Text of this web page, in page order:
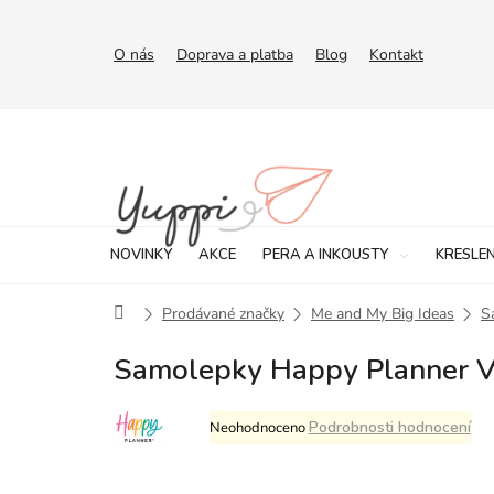
O nás Doprava a platba Blog Kontakt
NOVINKY AKCE PERA A INKOUSTY
DomůProdávané značky Me and My Big Ideas
Samolepky Happy Planner
Průměrné
hodnocení
NeohodnocenoPodrobnosti hodnocení